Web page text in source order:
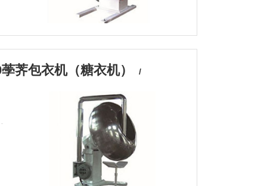
荠包衣机（糖衣机） /